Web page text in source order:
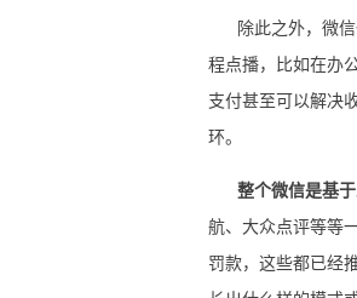
除此之外，微信
程点播，比如在办
支付甚至可以解决
环。
整个微信是基
航、大众点评等等
罚款，这些都已经